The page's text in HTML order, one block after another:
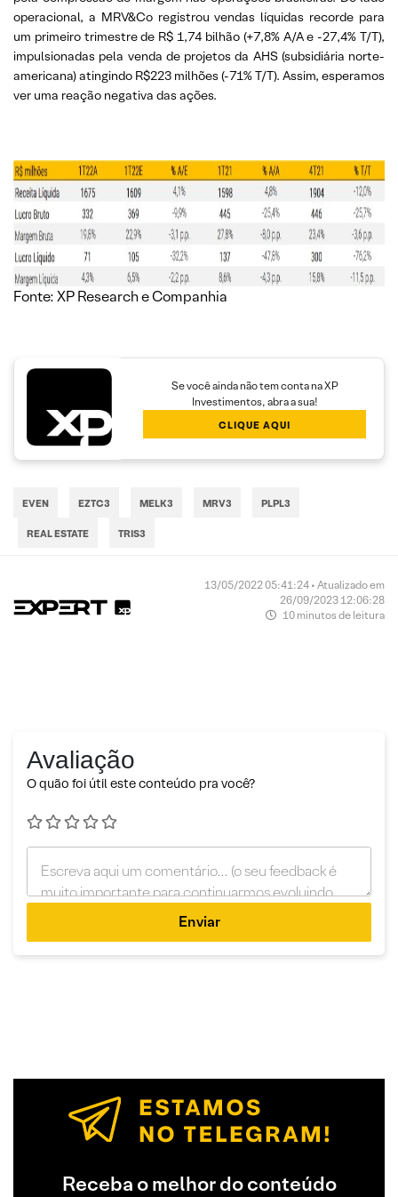
operacional, a MRV&Co registrou vendas líquidas recorde para
um primeiro trimestre de R$ 1,74 bilhão (+7,8% A/A e -27,4% T/T),
impulsionadas pela venda de projetos da AHS (subsidiária norte-
americana) atingindo R$223 milhões (-71% T/T). Assim, esperamos
ver uma reação negativa das ações.
Fonte: XP Research e Companhia
Se você ainda não tem conta na XP
Investimentos, abra a sua!
CLIQUE AQUI
EVEN EZTC3 MELK3 MRV3 PLPL3
REAL ESTATE TRIS3
13/05/2022 05:41:24 • Atualizado em
26/09/2023 12:06:28
10 minutos de leitura
Avaliação
O quão foi útil este conteúdo pra você?
Enviar
Receba o melhor do conteúdo